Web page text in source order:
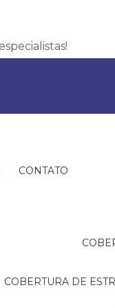
CONTATO
COBERTURA DE